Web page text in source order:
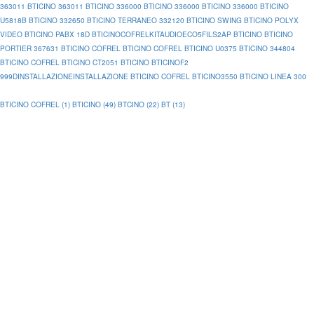
363011 BTICINO 363011 BTICINO 336000 BTICINO 336000 BTICINO 336000 BTICINO
U5818B BTICINO 332650 BTICINO TERRANEO 332120 BTICINO SWING BTICINO POLYX
VIDEO BTICINO PABX 18D BTICINOCOFRELKITAUDIOECO5FILS2AP BTICINO BTICINO
PORTIER 367631 BTICINO COFREL BTICINO COFREL BTICINO U0375 BTICINO 344804
BTICINO COFREL BTICINO CT2051 BTICINO BTICINOF2
999DINSTALLAZIONEINSTALLAZIONE BTICINO COFREL BTICINO3550 BTICINO LINEA 300
BTICINO COFREL (1) BTICINO (49) BTCINO (22) BT (13)